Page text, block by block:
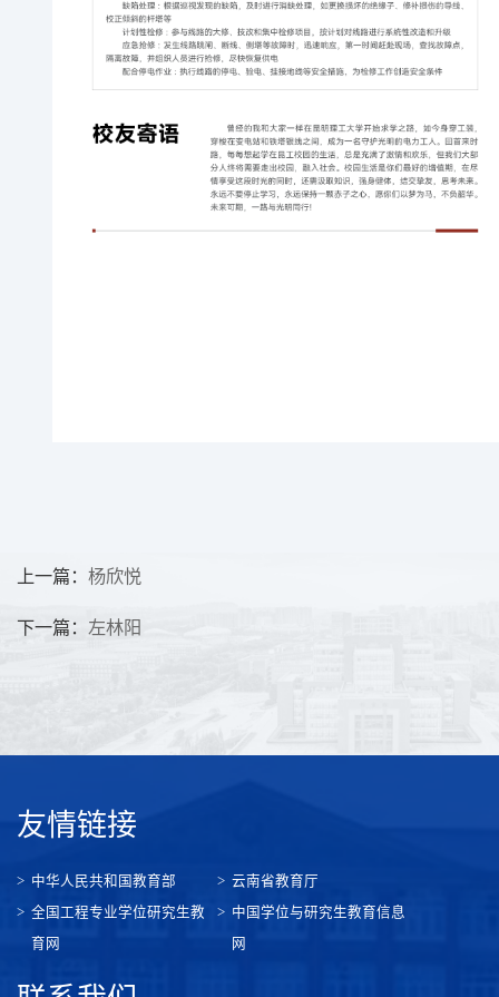
上一篇： 杨欣悦
下一篇： 左林阳
友情链接
中华人民共和国教育部
云南省教育厅
全国工程专业学位研究生教
育网
中国学位与研究生教育信息
网